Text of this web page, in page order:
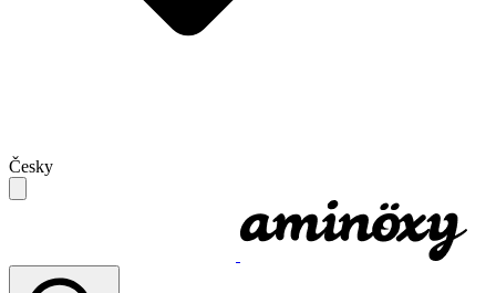
Česky